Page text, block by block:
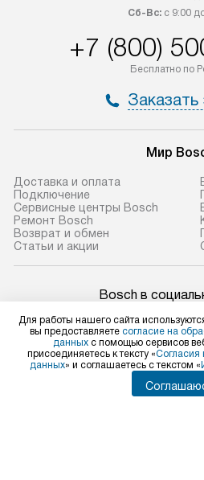
Сб-Вс:с 9:00
+7 (800)
Бесплатно по
Заказать
Мир
Доставка и оплата
Подключение
Сервисные центры Bosch
Ремонт Bosch
Возврат и обмен
Статьи и акции
Bosch в
Для
shop@bosch-
Для
Для работы нашего сайта
вы предоставляете согласие на
данных с помощью сервисов
присоединяетесь к тексту «Согласия
данных» и соглашаетесь с текстом «